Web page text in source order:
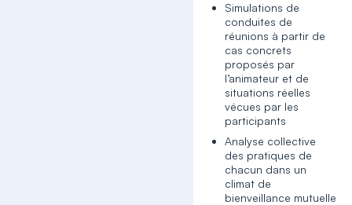
Simulations de
conduites de
réunions à partir de
cas concrets
proposés par
l’animateur et de
situations réelles
vécues par les
participants
Analyse collective
des pratiques de
chacun dans un
climat de
bienveillance mutuelle